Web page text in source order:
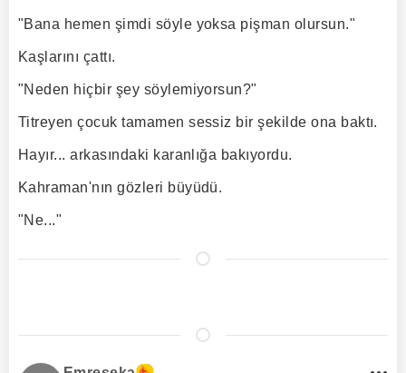
"Bana hemen şimdi söyle yoksa pişman olursun."
Kaşlarını çattı.
"Neden hiçbir şey söylemiyorsun?"
Titreyen çocuk tamamen sessiz bir şekilde ona baktı.
Hayır... arkasındaki karanlığa bakıyordu.
Kahraman'nın gözleri büyüdü.
"Ne..."